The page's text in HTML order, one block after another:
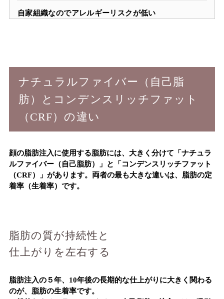
自家組織なのでアレルギーリスクが低い
ナチュラルファイバー（自己脂
肪）と コンデンスリッチファット
（CRF）の違い
顔の脂肪注入に使用する脂肪には、大きく分けて「ナチュラ
ルファイバー（自己脂肪）」と「コンデンスリッチファット
（CRF）」があります。両者の最も大きな違いは、 脂肪の定
着率（生着率） です。
脂肪の質が持続性と
仕上がりを左右する
脂肪注入の５年、10年後の長期的な仕上がりに大きく関わる
のが、脂肪の生着率です。